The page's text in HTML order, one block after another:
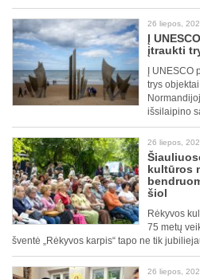
26 liepos,
Į
įtraukti
Į
trys
išsilaipino
26 liepos,
kultūros
šiol
Rėkyvos
75 metų
šventė „Rėkyvos karpis“ tapo ne tik
26 liepos,